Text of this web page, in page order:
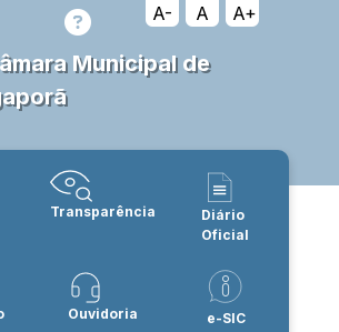
A- A A+
Municipal de
Transparência
Diário
Oficial
Ouvidoria e-SIC